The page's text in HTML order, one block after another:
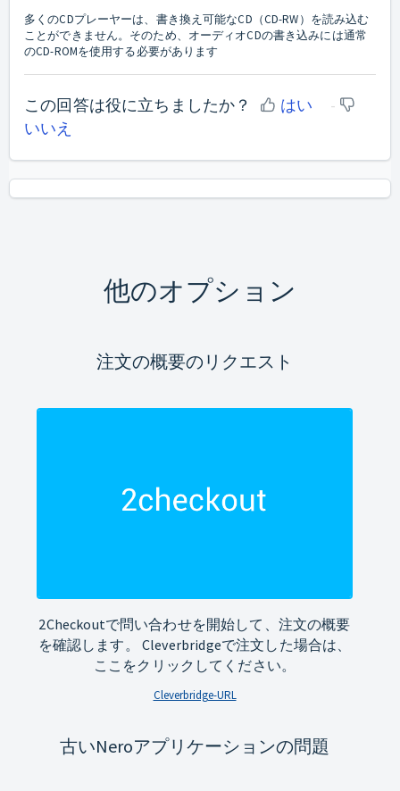
多くのCDプレーヤーは、書き換え可能なCD（CD-RW）を読み込む
ことができません。そのため、オーディオCDの書き込みには通常
のCD-ROMを使用する必要があります
この回答は役に立ちましたか？
はい
いいえ
他のオプション
注文の概要のリクエスト
2Checkoutで問い合わせを開始して、注文の概要
を確認します。 Cleverbridgeで注文した場合は、
ここをクリックしてください。
Cleverbridge-URL
古いNeroアプリケーションの問題